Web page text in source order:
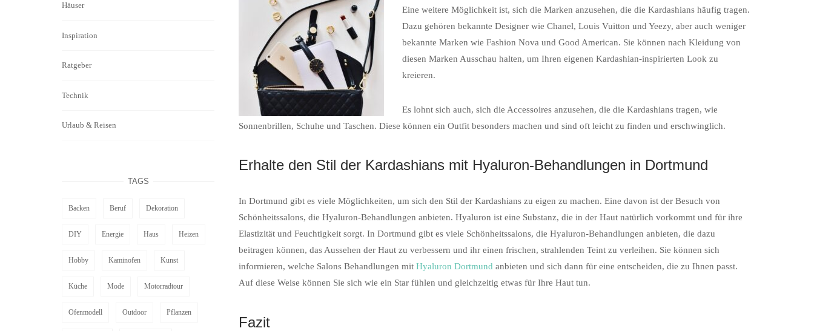
Eine weitere Möglichkeit ist, sich die Marken anzusehen, die die Kardashians häufig tragen.
Dazu gehören bekannte Designer wie Chanel, Louis Vuitton und Yeezy, aber auch weniger
bekannte Marken wie Fashion Nova und Good American. Sie können nach Kleidung von
diesen Marken Ausschau halten, um Ihren eigenen Kardashian-inspirierten Look zu
kreieren.
Es lohnt sich auch, sich die Accessoires anzusehen, die die Kardashians tragen, wie
Sonnenbrillen, Schuhe und Taschen. Diese können ein Outfit besonders machen und sind oft leicht zu finden und erschwinglich.
Erhalte den Stil der Kardashians mit Hyaluron-Behandlungen in Dortmund
In Dortmund gibt es viele Möglichkeiten, um sich den Stil der Kardashians zu eigen zu machen. Eine davon ist der Besuch von
Schönheitssalons, die Hyaluron-Behandlungen anbieten. Hyaluron ist eine Substanz, die in der Haut natürlich vorkommt und für ihre
Elastizität und Feuchtigkeit sorgt. In Dortmund gibt es viele Schönheitssalons, die Hyaluron-Behandlungen anbieten, die dazu
beitragen können, das Aussehen der Haut zu verbessern und ihr einen frischen, strahlenden Teint zu verleihen. Sie können sich
informieren, welche Salons Behandlungen mit Hyaluron Dortmund anbieten und sich dann für eine entscheiden, die zu Ihnen passt.
Auf diese Weise können Sie sich wie ein Star fühlen und gleichzeitig etwas für Ihre Haut tun.
Fazit
Häuser
Inspiration
Ratgeber
Technik
Urlaub & Reisen
TAGS
Backen Beruf Dekoration
DIY Energie Haus Heizen
Hobby Kaminofen Kunst
Küche Mode Motorradtour
Ofenmodell Outdoor Pflanzen